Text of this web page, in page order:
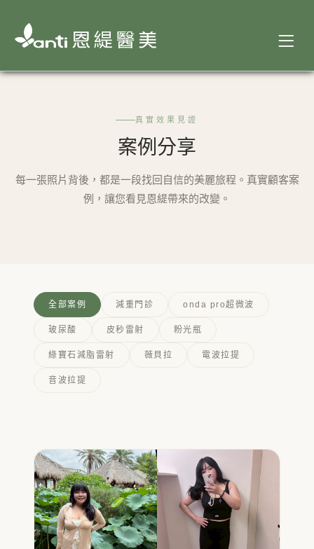
真實效果見證
案例分享
每一張照片背後，都是一段找回自信的美麗旅程。真實顧客案
例，讓您看見恩緹帶來的改變。
全部案例 減重門診 onda pro超微波
玻尿酸 皮秒雷射 粉光瓶
綠寶石減脂雷射 薇貝拉 電波拉提
音波拉提